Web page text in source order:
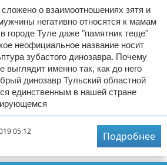
о взаимоотношениях зятя и
негативно относятся к мамам
городе Туле даже "памятник теще"
неофициальное название носит
зубастого динозавра. Почему
выглядит именно так, как до него
динозавр Тульский областной
единственным в нашей стране
05:12
Подробнее